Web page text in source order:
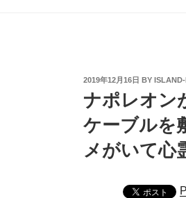
POSTED
ON
2019年12月16日 BY
ナポレオン
ケーブルを
メがいて心